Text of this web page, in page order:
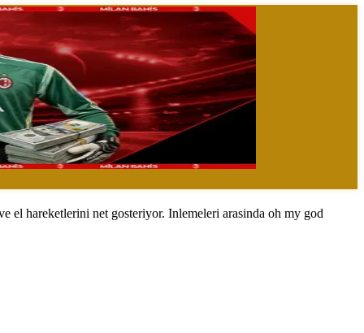
el hareketlerini net gosteriyor. Inlemeleri arasinda oh my god